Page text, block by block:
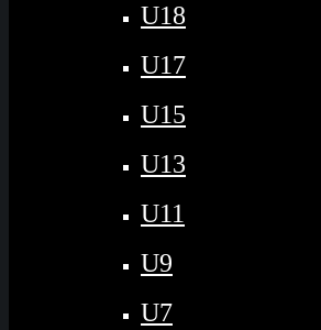
U18
U17
U15
U13
U11
U9
U7